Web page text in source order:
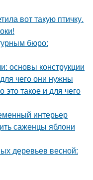
вот такую птичку.
бюро:
основы конструкции
чего они нужны
это такое и для чего
интерьер
саженцы яблони
деревьев весной: